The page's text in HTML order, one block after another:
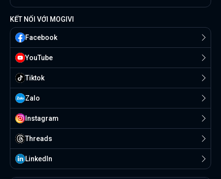
KẾT NỐI VỚI MOGIVI
Facebook
YouTube
Tiktok
Zalo
Instagram
Threads
Linkedln